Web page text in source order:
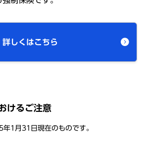
詳しくはこちら
けるご注意
1月31日現在のものです。